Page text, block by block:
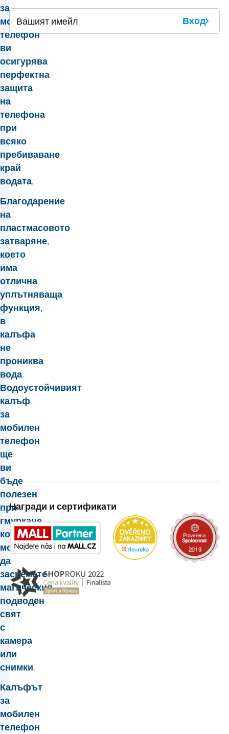
за
мобилен
телефон
ви
осигурява
перфектна
защита
на
телефона
при
всяко
пребиваване
край
водата.
Благодарение
на
пластмасовото
затваряне,
което
има
отлична
уплътняваща
функция,
в
калъфа
не
прониква
вода.
Водоустойчивият
калъф
за
мобилен
телефон
ще
ви
бъде
полезен
при
гмуркане,
когато
можете
да
заснемете
магическия
подводен
свят
с
камера
или
снимки.
Калъфът
за
мобилен
телефон
Вход
Награди и сертификати